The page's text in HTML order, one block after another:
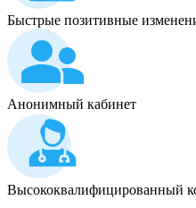
Быстрые позитивные
Анонимный кабинет
Высококвалифицированный